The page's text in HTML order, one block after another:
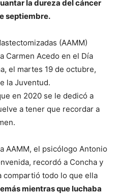
la dureza del cáncer
septiembre.
(AAMM)
Carmen Acedo en el Día
el martes 19 de octubre,
la Juventud.
en 2020 se le dedicó a
a tener que recordar a
AAMM, el psicólogo Antonio
recordó a Concha y
compartió todo lo que ella
mientras que luchaba